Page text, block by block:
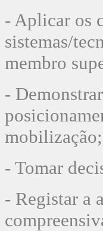
- Aplicar os
sistemas/
membro
-
mobilização;
- Tomar
- Registar a